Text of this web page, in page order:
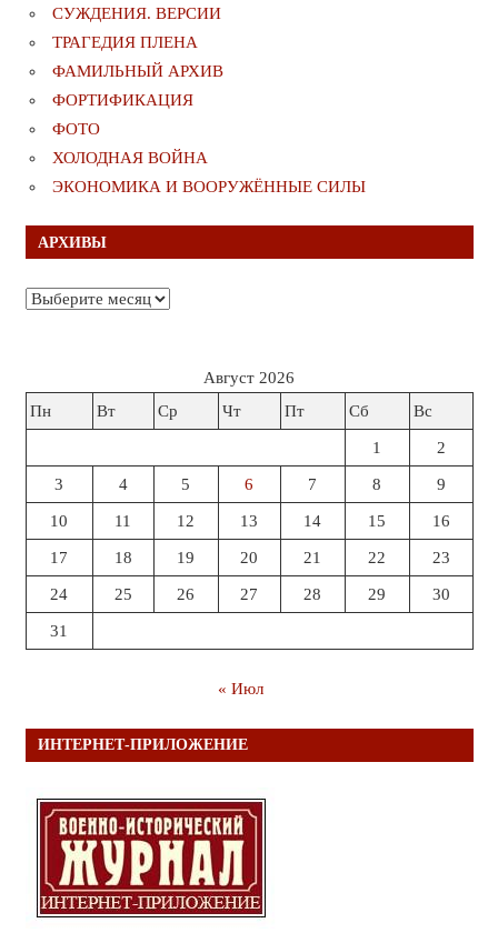
СУЖДЕНИЯ. ВЕРСИИ
ТРАГЕДИЯ ПЛЕНА
ФАМИЛЬНЫЙ АРХИВ
ФОРТИФИКАЦИЯ
ФОТО
ХОЛОДНАЯ ВОЙНА
ЭКОНОМИКА И ВООРУЖЁННЫЕ СИЛЫ
АРХИВЫ
Архивы
Август 2026
Пн
Вт Ср Чт Пт Сб Вс
1 2
3 4 5 6 7 8 9
10 11 12 13 14 15 16
17 18 19 20 21 22 23
24 25 26 27 28 29 30
31
« Июл
ИНТЕРНЕТ-ПРИЛОЖЕНИЕ